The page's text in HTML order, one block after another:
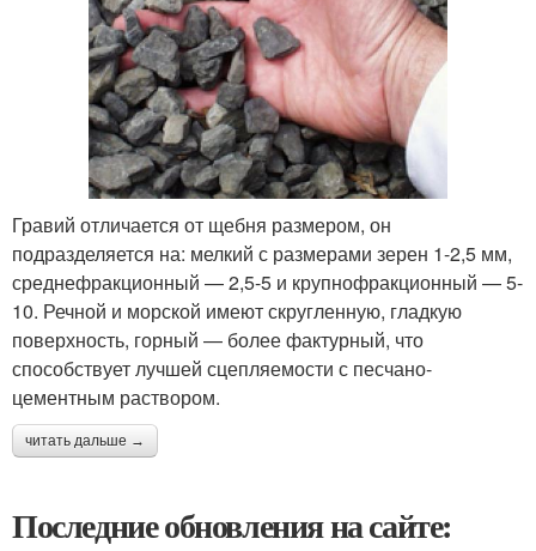
Гравий отличается от щебня размером, он
подразделяется на: мелкий с размерами зерен 1-2,5 мм,
среднефракционный — 2,5-5 и крупнофракционный — 5-
10. Речной и морской имеют скругленную, гладкую
поверхность, горный — более фактурный, что
способствует лучшей сцепляемости с песчано-
цементным раствором.
читать дальше →
Последние обновления на сайте: